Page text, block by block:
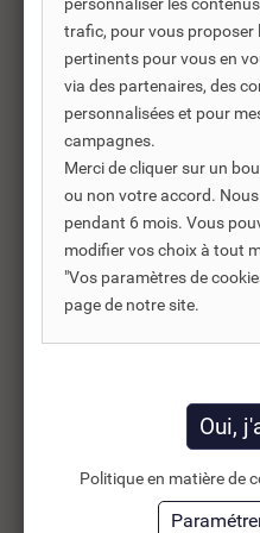
Produits
Les produits
produits connexes ou
d’améliorer l’utilisation soit
supplémentaires.
trafic, pour vous proposer
pertinents pour vous en
via des partenaires, des
personnalisées et pour
campagnes.
Merci de cliquer sur un
ou non votre accord.
pendant 6 mois. Vous
modifier vos choix à tout
"Vos paramètres de
page de notre site.
Politique en matière de